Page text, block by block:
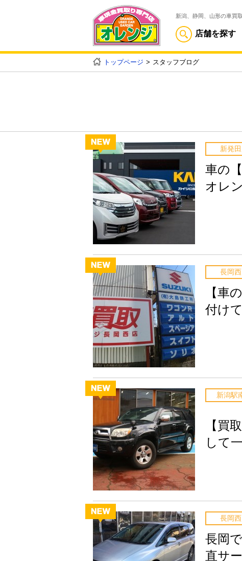
新潟、静岡、山形の車買
店舗を探す
トップページ スタッフブログ
新発
車の
オレ
長岡
【車
付け
新潟駅
【買
して
長岡
長岡
直サ